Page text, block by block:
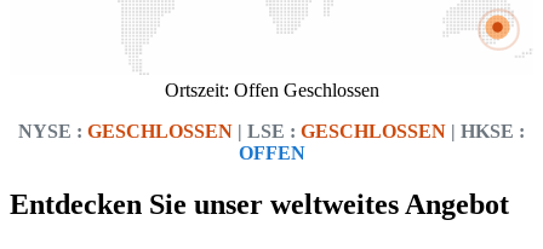
Ortszeit: Offen Geschlossen
NYSE : GESCHLOSSEN | LSE : GESCHLOSSEN | HKSE :
OFFEN
Entdecken Sie unser weltweites Angebot